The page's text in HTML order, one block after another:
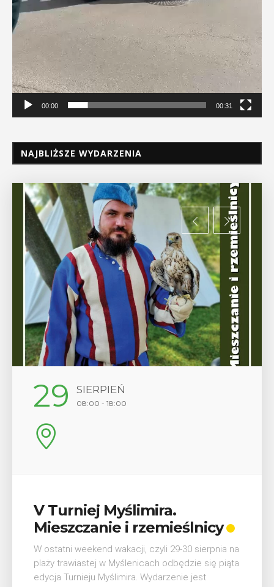
00:00 00:31
NAJBLIŻSZE WYDARZENIA
12 SIERPIEŃ
17:00
Wykład „Jak zdobyć
odznaki na myślenickich
szlakach?”
W środę 12 sierpnia o godz. 17 w Miejskiej
Bibliotece Publicznej w Myślenicach odbędzie się